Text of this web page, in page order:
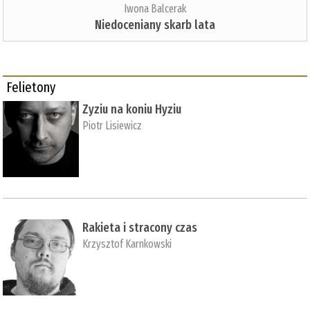
Iwona Balcerak
Niedoceniany skarb lata
Felietony
Zyziu na koniu Hyziu
Piotr Lisiewicz
Rakieta i stracony czas
Krzysztof Karnkowski